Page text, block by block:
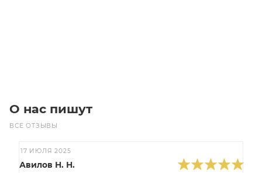
О нас пишут
ВСЕ ОТЗЫВЫ
17 ИЮЛЯ 2025
Авилов Н. Н.